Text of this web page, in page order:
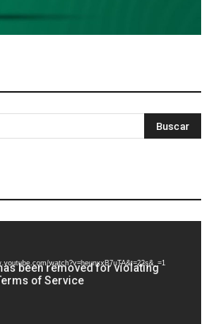
watch?v=heunxxB7uTA&t=22s&_=1